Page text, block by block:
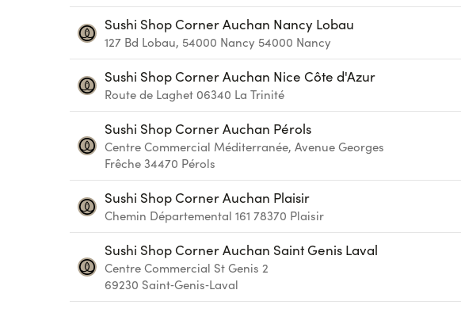
Sushi Shop Corner Auchan Nancy Lobau
127 Bd Lobau, 54000 Nancy 54000 Nancy
Sushi Shop Corner Auchan Nice Côte d'Azur
Route de Laghet 06340 La Trinité
Sushi Shop Corner Auchan Pérols
Centre Commercial Méditerranée, Avenue Georges
Frêche 34470 Pérols
Sushi Shop Corner Auchan Plaisir
Chemin Départemental 161 78370 Plaisir
Sushi Shop Corner Auchan Saint Genis Laval
Centre Commercial St Genis 2
69230 Saint‑Genis‑Laval